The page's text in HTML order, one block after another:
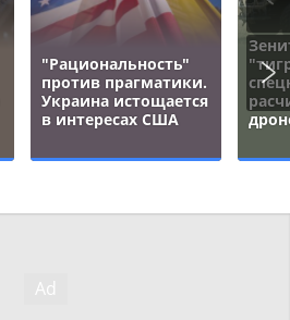
"Рациональность"
против прагматики.
Украина истощается
в интересах США